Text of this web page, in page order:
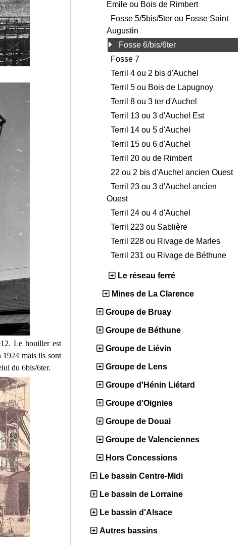
Le houiller est
1924 mais ils sont
du 6bis/6ter.
Emile ou Bois de Rimbert
Fosse 5/5bis/5ter ou Fosse Saint
Augustin
Fosse 6/bis/6ter
Fosse 7
Terril 4 ou 2 bis d'Auchel
Terril 5 ou Bois de Lapugnoy
Terril 8 ou 3 ter d'Auchel
Terril 13 ou 3 d'Auchel Est
Terril 14 ou 5 d'Auchel
Terril 15 ou 6 d'Auchel
Terril 20 ou de Rimbert
22 ou 2 bis d'Auchel ancien Ouest
Terril 23 ou 3 d'Auchel ancien
Ouest
Terril 24 ou 4 d'Auchel
Terril 223 ou Sablière
Terril 228 ou Rivage de Marles
Terril 231 ou Rivage de Béthune
Le réseau ferré
Mines de La Clarence
Groupe de Bruay
Groupe de Béthune
Groupe de Liévin
Groupe de Lens
Groupe d'Hénin Liétard
Groupe d'Oignies
Groupe de Douai
Groupe de Valenciennes
Hors Concessions
Le bassin Centre-Midi
Le bassin de Lorraine
Le bassin d'Alsace
Autres bassins